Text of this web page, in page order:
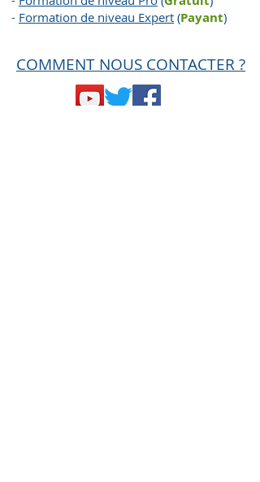
- Formation de niveau Expert (Payant)
COMMENT NOUS CONTACTER ?